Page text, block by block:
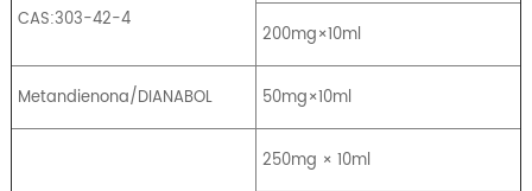
CAS:303-42-4
200mg×10ml
Metandienona/DIANABOL 50mg×10ml
250mg × 10ml